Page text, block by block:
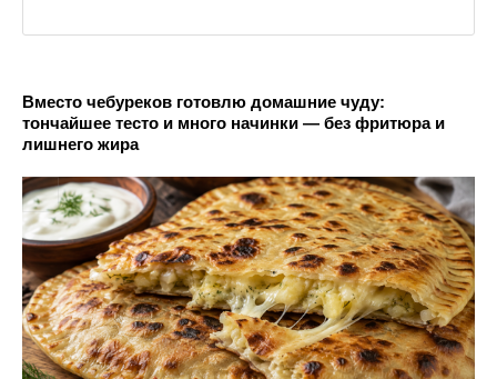
Вместо чебуреков готовлю домашние чуду:
тончайшее тесто и много начинки — без фритюра и
лишнего жира